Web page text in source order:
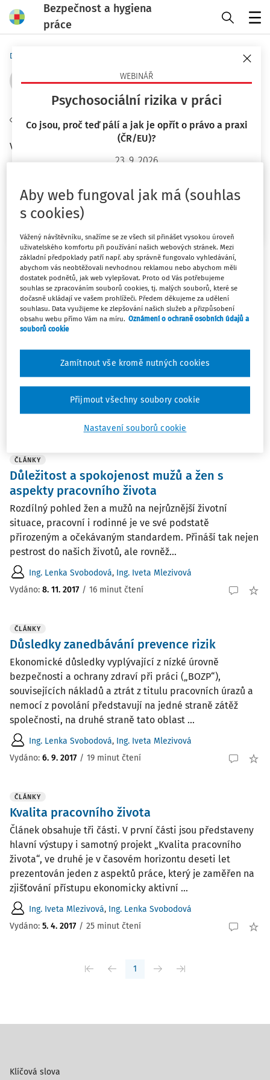
Bezpečnost a hygiena
práce
WEBINÁŘ
Psychosociální rizika v práci
Co jsou, proč teď pálí a jak je opřít o právo a praxi
(ČR/EU)?
23. 9. 2026
Domů
Ing. Iveta Mlezivová - strana 1
Sledovat autora
Výzkumný institut práce a sociálních věcí - RILSA
Počet vyhledaných dokumentů:
Řadit podle:
Nejnovější Nejstarší
ČLÁNKY
Rizikovost ekonomických činností v ČR
Stanovení rizikovosti ekonomických činností dle CZ-NACE
poranění člověka či poškození jeho zdraví v pracovních
systémech. Přehodnocení rizikovosti práce v návaznosti
Ing. Lenka Svobodová,Ing. Iveta Mlezivová
ČLÁNKY
Důležitost a spokojenost mužů a žen s
aspekty pracovního života
Rozdílný pohled žen a mužů na nejrůznější životní
situace, pracovní i rodinné je ve své podstatě
přirozeným a očekávaným standardem. Přináší tak nejen
pestrost do našich životů, ale rovněž...
Ing. Lenka Svobodová, Ing. Iveta Mlezivová
Vydáno: 8. 11. 2017 / 16 minut čtení
ČLÁNKY
Důsledky zanedbávání prevence rizik
Ekonomické důsledky vyplývající z nízké úrovně
bezpečnosti a ochrany zdraví při práci („BOZP“),
souvisejících nákladů a ztrát z titulu pracovních úrazů a
nemocí z povolání představují na jedné straně zátěž
společnosti, na druhé straně tato oblast ...
Ing. Lenka Svobodová, Ing. Iveta Mlezivová
Vydáno: 6. 9. 2017 / 19 minut čtení
ČLÁNKY
Kvalita pracovního života
Článek obsahuje tři části. V první části jsou představeny
hlavní výstupy i samotný projekt „Kvalita pracovního
života“, ve druhé je v časovém horizontu deseti let
prezentován jeden z aspektů práce, který je zaměřen na
zjišťování přístupu ekonomicky aktivní ...
Ing. Iveta Mlezivová, Ing. Lenka Svobodová
Vydáno: 5. 4. 2017 / 25 minut čtení
1
Klíčová slova
Aby web fungoval jak má (souhlas
s cookies)
Vážený návštěvníku, snažíme se ze všech sil přinášet vysokou úroveň
uživatelského komfortu při používání našich webových stránek. Mezi
základní předpoklady patří např. aby správně fungovalo vyhledávání,
abychom vás neobtěžovali nevhodnou reklamou nebo abychom měli
dostatek podnětů, jak web vylepšovat. Proto od Vás potřebujeme
souhlas se zpracováním souborů cookies, tj. malých souborů, které se
dočasně ukládají ve vašem prohlížeči. Předem děkujeme za udělení
souhlasu. Data využijeme ke zlepšování našich služeb a přizpůsobení
obsahu webu přímo Vám na míru. Oznámení o ochraně osobních údajů a
souborů cookie
Nastavení souborů cookie
Zamítnout vše kromě nutných cookies
Přijmout všechny soubory cookie